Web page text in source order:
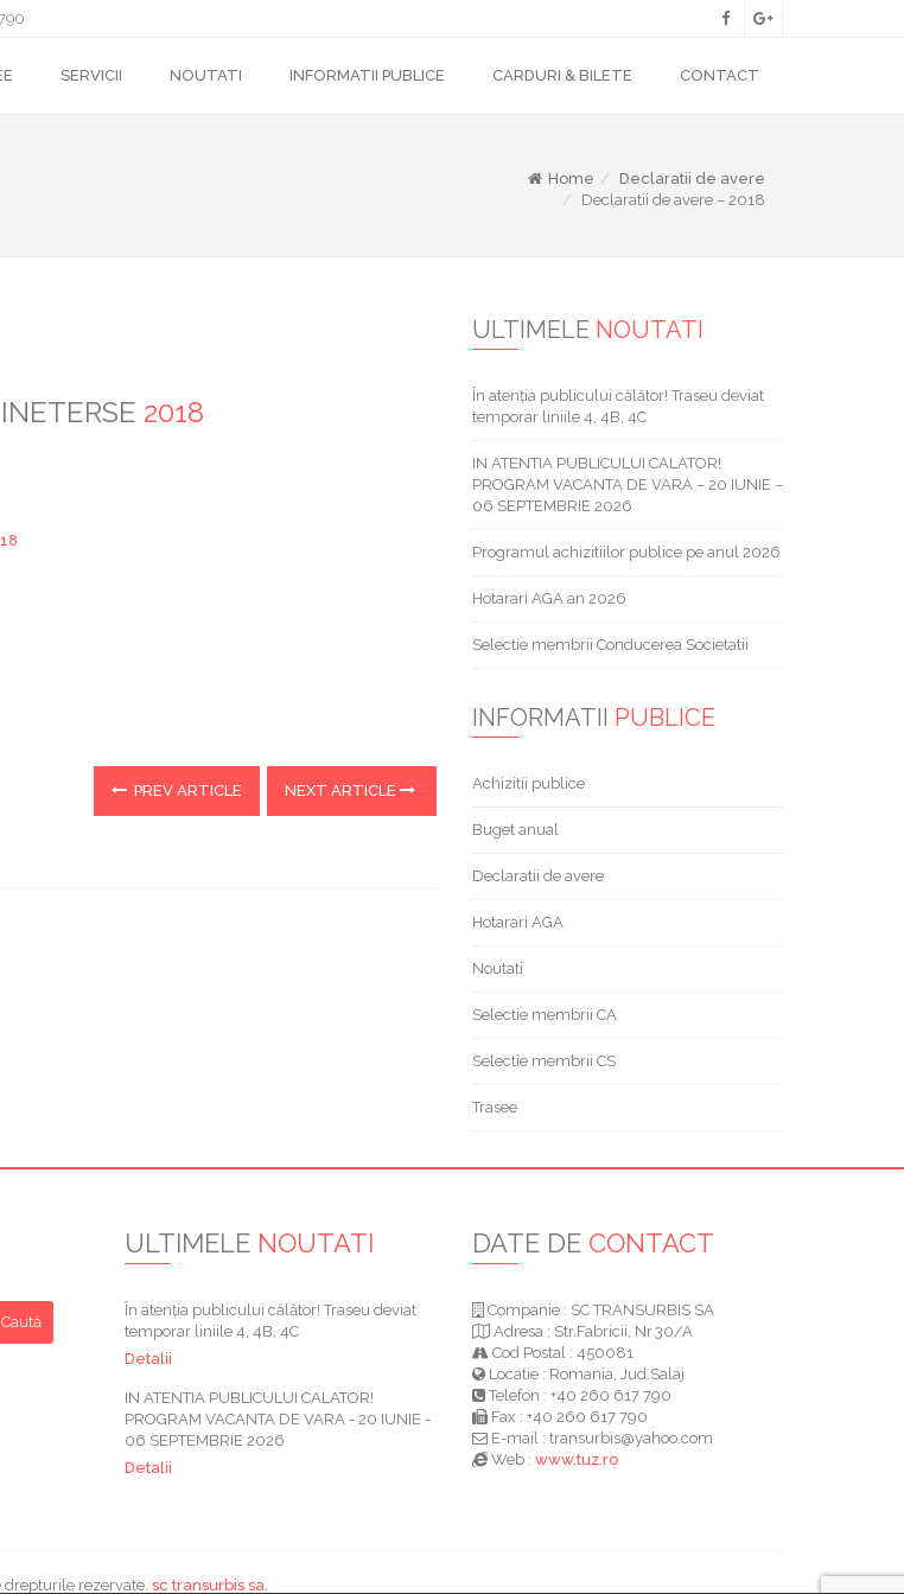
SERVICII NOUTATI INFORMATII PUBLICE CARDURI & BILETE CONTACT
Home
Declaratii de avere
Declaratii de avere – 2018
2018
PREV ARTICLE NEXT ARTICLE
ULTIMELE NOUTATI
În atenția publicului călător! Traseu deviat
temporar liniile 4, 4B, 4C
IN ATENTIA PUBLICULUI CALATOR!
PROGRAM VACANTA DE VARA – 20 IUNIE –
06 SEPTEMBRIE 2026
Programul achizitiilor publice pe anul 2026
Hotarari AGA an 2026
Selectie membrii Conducerea Societatii
INFORMATII PUBLICE
Achizitii publice
Buget anual
Declaratii de avere
Hotarari AGA
Noutati
Selectie membrii CA
Selectie membrii CS
Trasee
ULTIMELE NOUTATI
În atenția publicului călător! Traseu deviat
temporar liniile 4, 4B, 4C
Detalii
IN ATENTIA PUBLICULUI CALATOR!
PROGRAM VACANTA DE VARA - 20 IUNIE -
06 SEPTEMBRIE 2026
Detalii
DATE DE CONTACT
Companie : SC TRANSURBIS SA
Adresa : Str.Fabricii, Nr.30/A
Cod Postal : 450081
Locatie : Romania, Jud.Salaj
Telefon : +40 260 617 790
Fax : +40 260 617 790
E-mail : transurbis@yahoo.com
Web : www.tuz.ro
drepturile rezervate. sc transurbis sa.